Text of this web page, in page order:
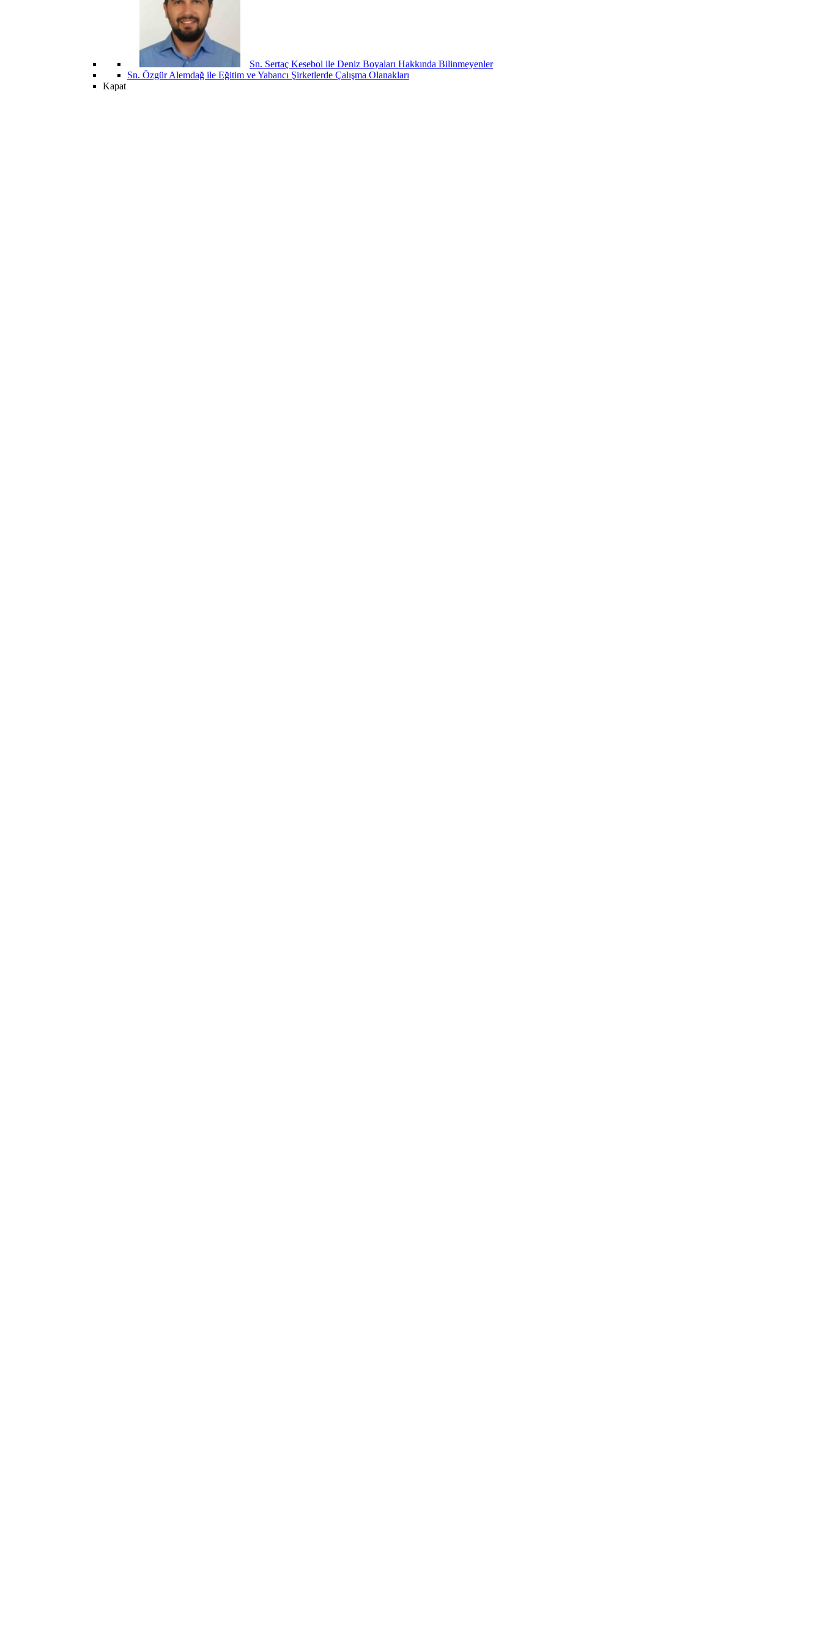
Sn. Sertaç Kesebol ile Deniz Boyaları Hakkında Bilinmeyenler
Sn. Özgür Alemdağ ile Eğitim ve Yabancı Şirketlerde Çalışma Olanakları
Kapat